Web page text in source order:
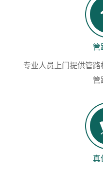
管
专业人员上门提供管
管
真